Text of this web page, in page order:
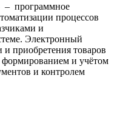
– программное
процессов
и
Электронный
и приобретения товаров
и учётом
и контролем